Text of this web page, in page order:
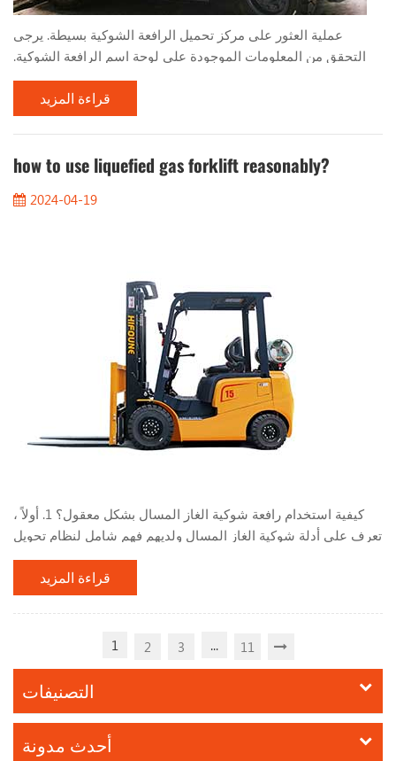
عملية العثور على مركز تحميل الرافعة الشوكية بسيطة. يرجى
التحقق من المعلومات الموجودة على لوحة اسم الرافعة الشوكية.
سيخبرك بما يلي: 1. المسافة من مركز التحميل 2. الصاري العمودي
3. الميل إلى اليمين 4. الارتفاع عندما تقوم بتكديس الأحمال
بالتساوي، مثل المنصات، سيكون مركز الحمولة في منتصف
الحمولة. لذا، بالنسبة لحمولة 1000 مم، سيكون مركز التحميل 500
قراءة المزيد
how to use liquefied gas forklift reasonably?
2024-04-19
كيفية استخدام رافعة شوكية الغاز المسال بشكل معقول؟ 1. أولاً ،
تعرف على أدلة شوكية الغاز المسال ولديهم فهم شامل لنظام تحويل
الغاز المسال. أثناء استخدام الرافعة الشوكية ، لا تقم بوقف الرافعة
الشوكية بالقرب من مصادر الحرارة أو النار ، مثل النيران المفتوحة
وأعقاب السجائر المحترقة. ، المريخ ، اللحام الكهربائي ، الآلات
والمعدات الكهربائية التي يمكن أن تنتج درجات حرارة عالية. لا تقم
قراءة المزيد
1 2 3 ... 11
التصنيفات
أحدث مدونة